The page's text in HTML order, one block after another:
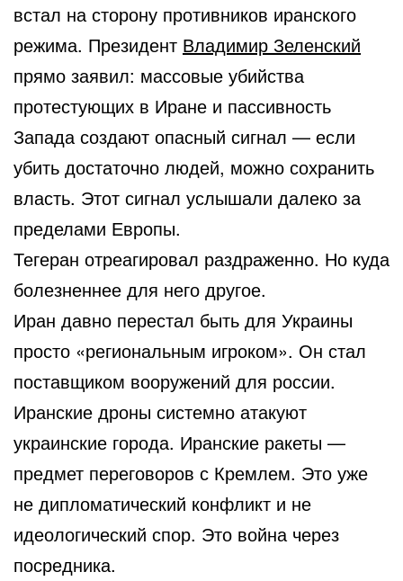
встал на сторону противников иранского
режима. Президент Владимир Зеленский
прямо заявил: массовые убийства
протестующих в Иране и пассивность
Запада создают опасный сигнал — если
убить достаточно людей, можно сохранить
власть. Этот сигнал услышали далеко за
пределами Европы.
Тегеран отреагировал раздраженно. Но куда
болезненнее для него другое.
Иран давно перестал быть для Украины
просто «региональным игроком». Он стал
поставщиком вооружений для россии.
Иранские дроны системно атакуют
украинские города. Иранские ракеты —
предмет переговоров с Кремлем. Это уже
не дипломатический конфликт и не
идеологический спор. Это война через
посредника.